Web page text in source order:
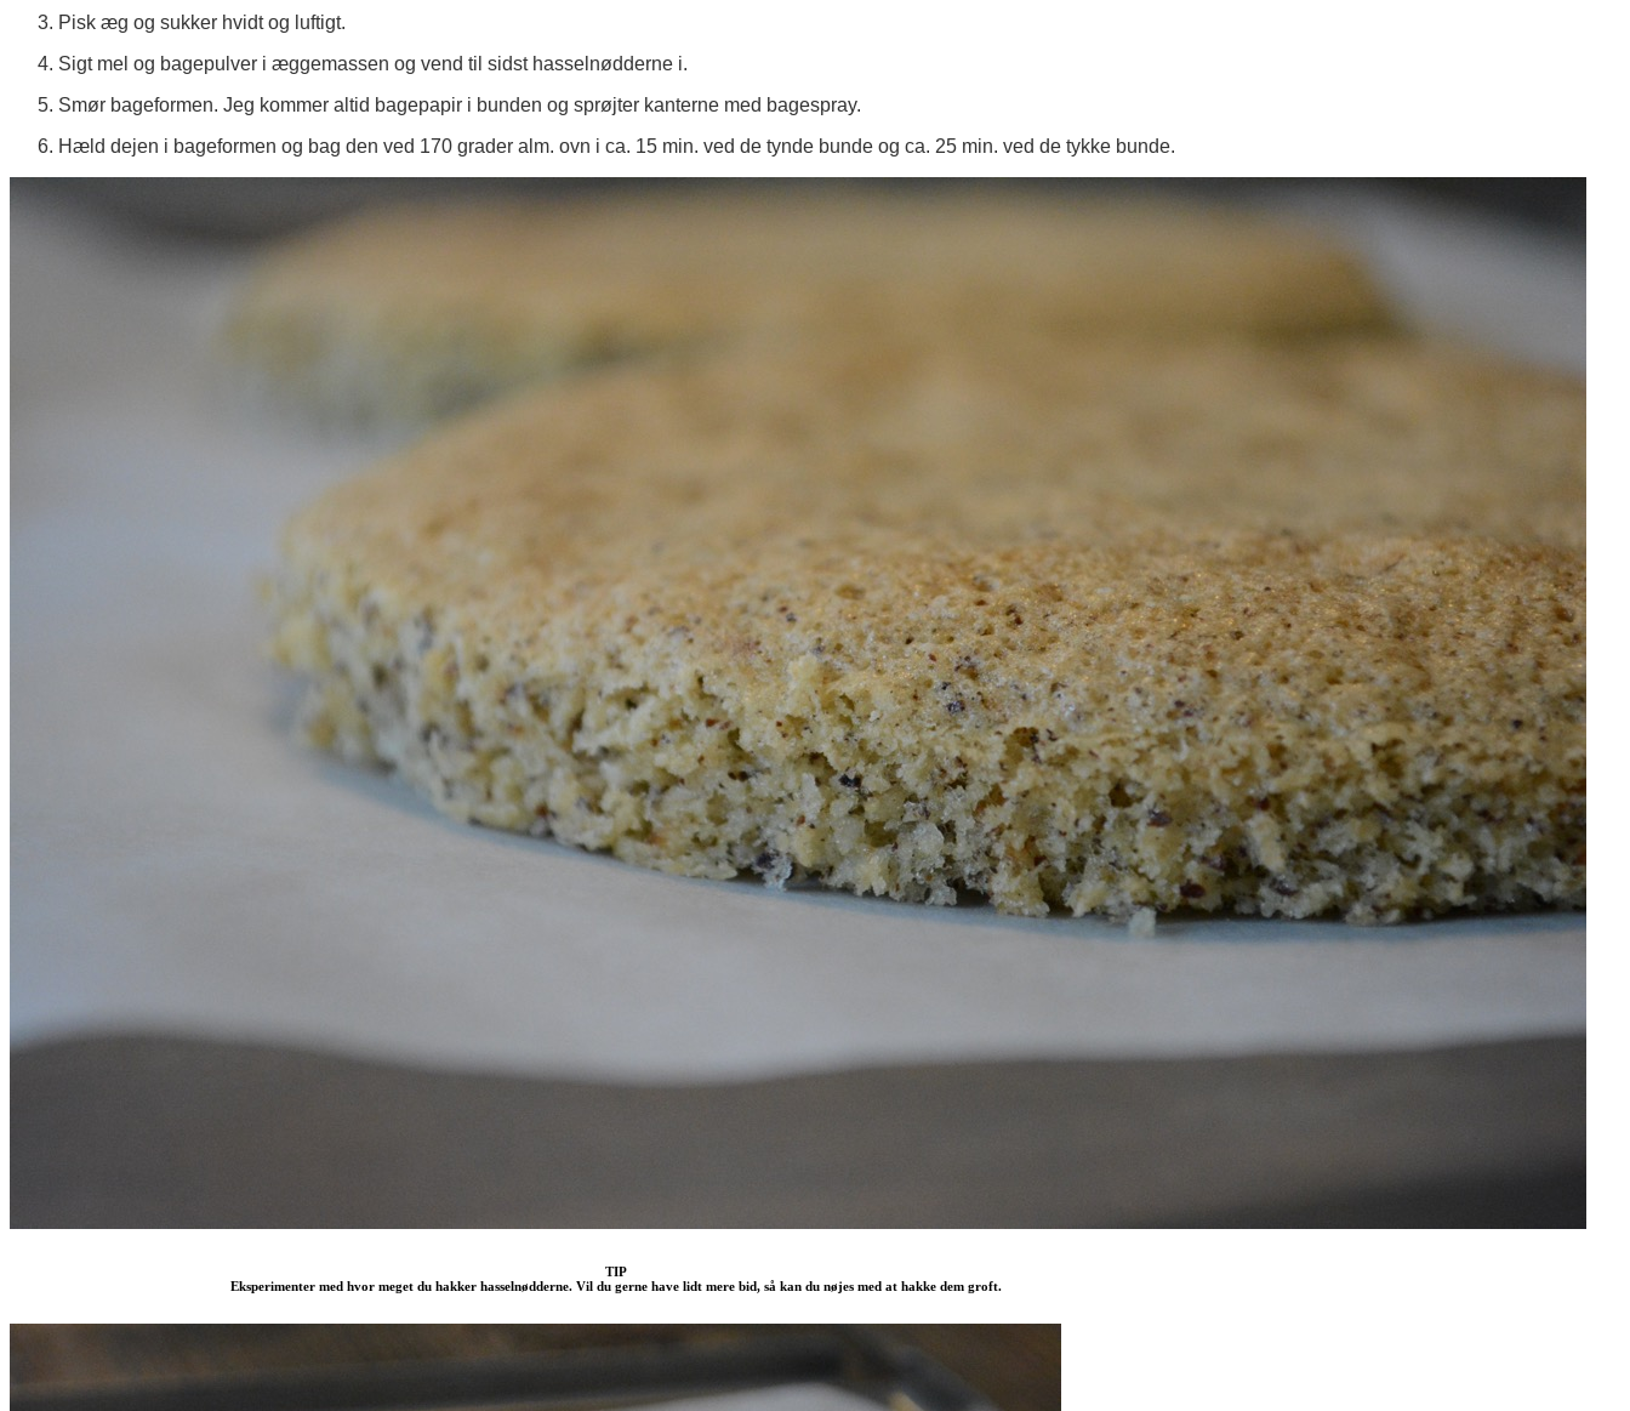
Pisk æg og sukker hvidt og luftigt.
Sigt mel og bagepulver i æggemassen og vend til sidst hasselnødderne i.
Smør bageformen. Jeg kommer altid bagepapir i bunden og sprøjter kanterne med bagespray.
Hæld dejen i bageformen og bag den ved 170 grader alm. ovn i ca. 15 min. ved de tynde bunde og ca. 25 min. ved de tykke bunde.
TIP
Eksperimenter med hvor meget du hakker hasselnødderne. Vil du gerne have lidt mere bid, så kan du nøjes med at hakke dem groft.